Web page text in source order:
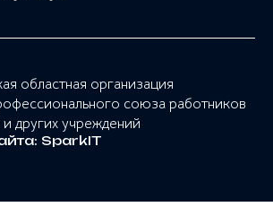
областная организация
союза работников
и других учреждений
SparkIT